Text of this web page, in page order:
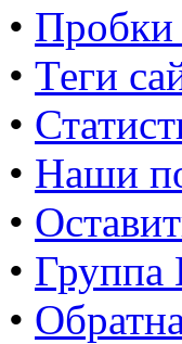
•
• Теги
•
• Наши
•
• Группа
•